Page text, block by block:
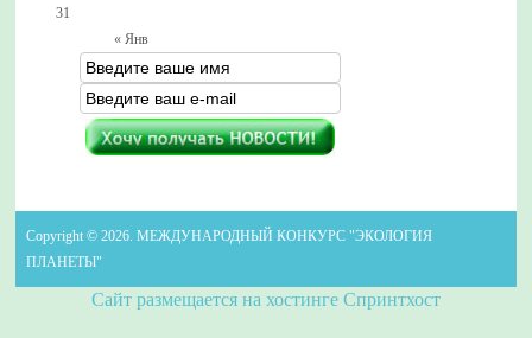
« Янв
31
Copyright © 2026. МЕЖДУНАРОДНЫЙ КОНКУРС "ЭКОЛОГИЯ
ПЛАНЕТЫ"
Сайт размещается на хостинге Спринтхост